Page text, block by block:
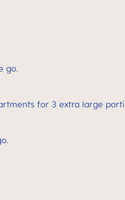
go.
for 3 extra large